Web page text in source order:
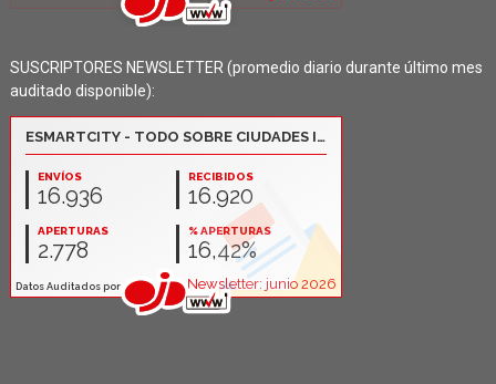
SUSCRIPTORES NEWSLETTER (promedio diario durante último mes
auditado disponible):